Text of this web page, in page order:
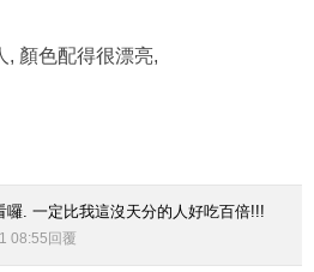
, 顏色配得很漂亮,
. 一定比我這沒天分的人好吃百倍!!!
08:55 回覆